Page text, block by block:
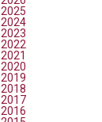
2025
2024
2023
2022
2021
2020
2019
2018
2017
2016